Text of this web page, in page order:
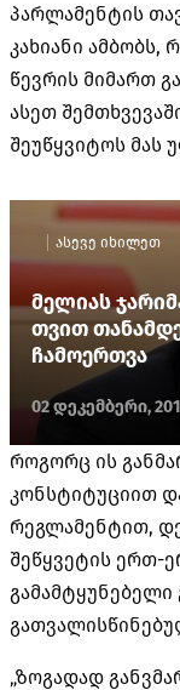
პარლამენტის
კახიანი
წევრის მიმართ
ასეთ
შეუწყვიტოს მას
ასევე იხილეთ
მელიას
თვით
ჩამოერთვა
02 დეკემბერი,
როგორც ის
კონსტიტუციით
რეგლამენტით,
შეწყვეტის ერთ-
გამამტყუნებელი
„ზოგადად